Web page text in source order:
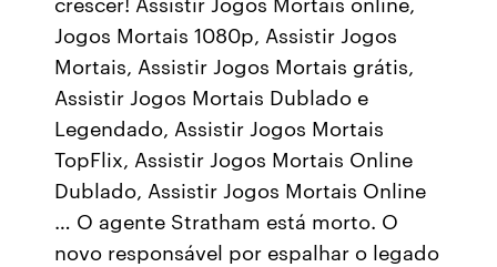
Jogos Mortais 1080p, Assistir Jogos
Mortais, Assistir Jogos Mortais grátis,
Assistir Jogos Mortais Dublado e
Legendado, Assistir Jogos Mortais
TopFlix, Assistir Jogos Mortais Online
Dublado, Assistir Jogos Mortais Online
… O agente Stratham está morto. O
novo responsável por espalhar o legado